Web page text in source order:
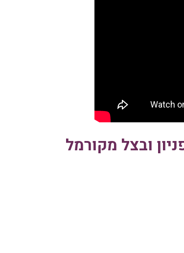
ובצל מקורמל